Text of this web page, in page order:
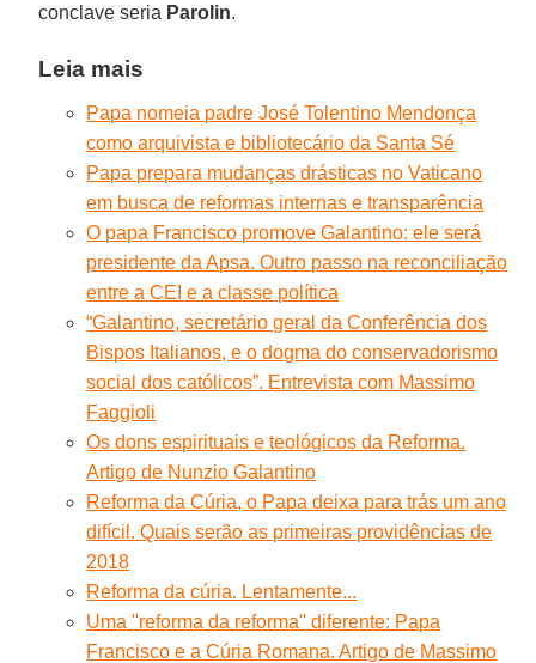
conclave seria Parolin.
Leia mais
Papa nomeia padre José Tolentino Mendonça
como arquivista e bibliotecário da Santa Sé
Papa prepara mudanças drásticas no Vaticano
em busca de reformas internas e transparência
O papa Francisco promove Galantino: ele será
presidente da Apsa. Outro passo na reconciliação
entre a CEI e a classe política
“Galantino, secretário geral da Conferência dos
Bispos Italianos, e o dogma do conservadorismo
social dos católicos”. Entrevista com Massimo
Faggioli
Os dons espirituais e teológicos da Reforma.
Artigo de Nunzio Galantino
Reforma da Cúria, o Papa deixa para trás um ano
difícil. Quais serão as primeiras providências de
2018
Reforma da cúria. Lentamente...
Uma ''reforma da reforma'' diferente: Papa
Francisco e a Cúria Romana. Artigo de Massimo